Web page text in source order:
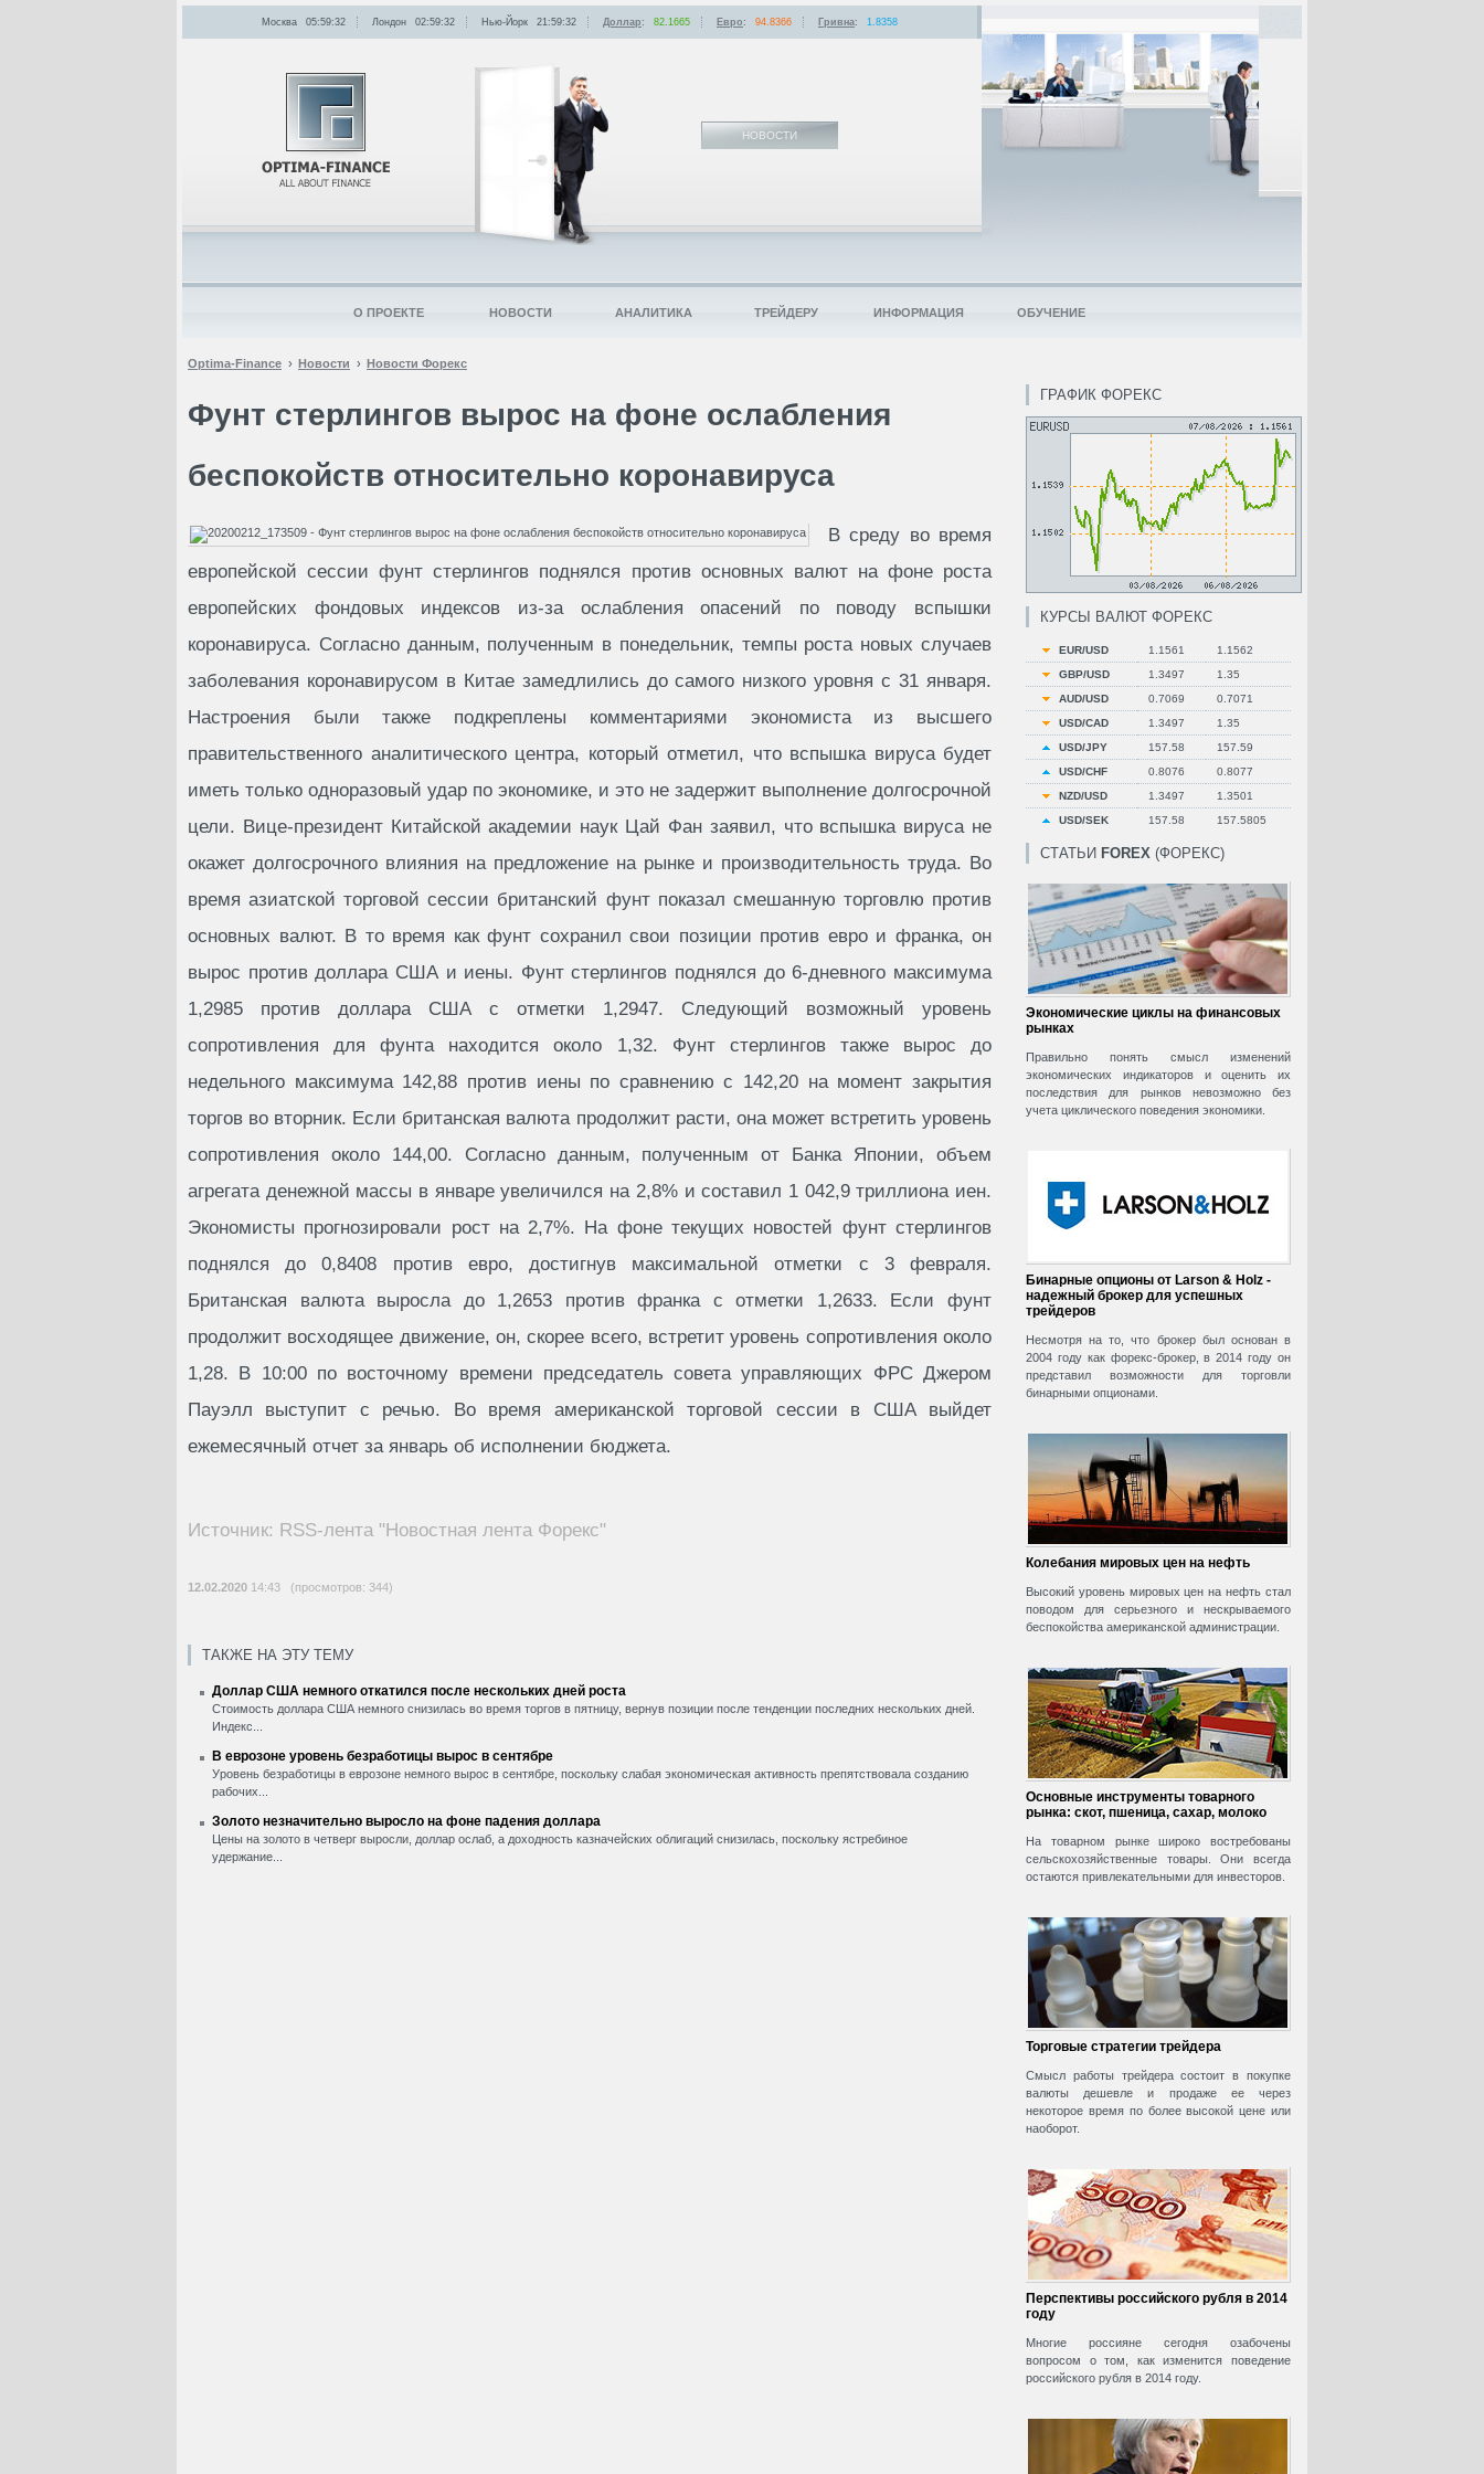
Optima-Finance Новости Новости Форекс
Фунт стерлингов вырос на фоне ослабления
беспокойств относительно коронавируса
В среду во время
европейской сессии фунт стерлингов поднялся против основных валют на фоне роста
европейских фондовых индексов из-за ослабления опасений по поводу вспышки
коронавируса. Согласно данным, полученным в понедельник, темпы роста новых случаев
заболевания коронавирусом в Китае замедлились до самого низкого уровня с 31 января.
Настроения были также подкреплены комментариями экономиста из высшего
правительственного аналитического центра, который отметил, что вспышка вируса будет
иметь только одноразовый удар по экономике, и это не задержит выполнение долгосрочной
цели. Вице-президент Китайской академии наук Цай Фан заявил, что вспышка вируса не
окажет долгосрочного влияния на предложение на рынке и производительность труда. Во
время азиатской торговой сессии британский фунт показал смешанную торговлю против
основных валют. В то время как фунт сохранил свои позиции против евро и франка, он
вырос против доллара США и иены. Фунт стерлингов поднялся до 6-дневного максимума
1,2985 против доллара США с отметки 1,2947. Следующий возможный уровень
сопротивления для фунта находится около 1,32. Фунт стерлингов также вырос до
недельного максимума 142,88 против иены по сравнению с 142,20 на момент закрытия
торгов во вторник. Если британская валюта продолжит расти, она может встретить уровень
сопротивления около 144,00. Согласно данным, полученным от Банка Японии, объем
агрегата денежной массы в январе увеличился на 2,8% и составил 1 042,9 триллиона иен.
Экономисты прогнозировали рост на 2,7%. На фоне текущих новостей фунт стерлингов
поднялся до 0,8408 против евро, достигнув максимальной отметки с 3 февраля.
Британская валюта выросла до 1,2653 против франка с отметки 1,2633. Если фунт
продолжит восходящее движение, он, скорее всего, встретит уровень сопротивления около
1,28. В 10:00 по восточному времени председатель совета управляющих ФРС Джером
Пауэлл выступит с речью. Во время американской торговой сессии в США выйдет
ежемесячный отчет за январь об исполнении бюджета.
Источник: RSS-лента "Новостная лента Форекс"
12.02.2020 14:43 (просмотров: 344)
ТАКЖЕ НА ЭТУ ТЕМУ
Доллар США немного откатился после нескольких дней роста
Стоимость доллара США немного снизилась во время торгов в пятницу, вернув позиции после тенденции последних нескольких дней.
Индекс...
В еврозоне уровень безработицы вырос в сентябре
Уровень безработицы в еврозоне немного вырос в сентябре, поскольку слабая экономическая активность препятствовала созданию
рабочих...
Золото незначительно выросло на фоне падения доллара
Цены на золото в четверг выросли, доллар ослаб, а доходность казначейских облигаций снизилась, поскольку ястребиное
удержание...
ГРАФИК ФОРЕКС
КУРСЫ ВАЛЮТ ФОРЕКС
EUR/USD 1.1561
1.1562
GBP/USD
1.3497
1.35
AUD/USD
0.7069
0.7071
USD/CAD
1.3497
1.35
USD/JPY
157.58
157.59
USD/CHF
0.8076
0.8077
NZD/USD
1.3497
1.3501
USD/SEK
157.58 157.5805
СТАТЬИ FOREX (ФОРЕКС)
Экономические циклы на финансовых
рынках
Правильно понять смысл изменений
экономических индикаторов и оценить их
последствия для рынков невозможно без
учета циклического поведения экономики.
Бинарные опционы от Larson & Holz -
надежный брокер для успешных
трейдеров
Несмотря на то, что брокер был основан в
2004 году как форекс-брокер, в 2014 году он
представил возможности для торговли
бинарными опционами.
Колебания мировых цен на нефть
Высокий уровень мировых цен на нефть стал
поводом для серьезного и нескрываемого
беспокойства американской администрации.
Основные инструменты товарного
рынка: скот, пшеница, сахар, молоко
На товарном рынке широко востребованы
сельскохозяйственные товары. Они всегда
остаются привлекательными для инвесторов.
Торговые стратегии трейдера
Смысл работы трейдера состоит в покупке
валюты дешевле и продаже ее через
некоторое время по более высокой цене или
наоборот.
Перспективы российского рубля в 2014
году
Многие россияне сегодня озабочены
вопросом о том, как изменится поведение
российского рубля в 2014 году.
НОВОСТИ
Москва 05:59:32 Лондон 02:59:32 Нью-Йорк 21:59:32 Доллар: 82.1665 Евро: 94.8366 Гривна: 1.8358
О ПРОЕКТЕ НОВОСТИ АНАЛИТИКА ТРЕЙДЕРУ ИНФОРМАЦИЯ ОБУЧЕНИЕ